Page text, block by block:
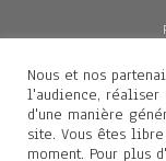
Nous et nos
l'audience, réaliser
d'une manière
site. Vous êtes
moment. Pour plus